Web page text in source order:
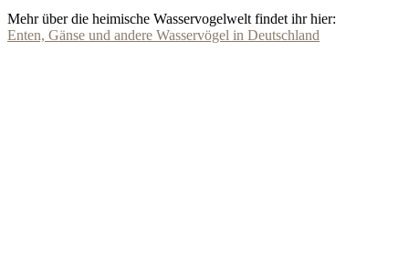
Mehr über die heimische Wasservogelwelt findet ihr hier:
Enten, Gänse und andere Wasservögel in Deutschland